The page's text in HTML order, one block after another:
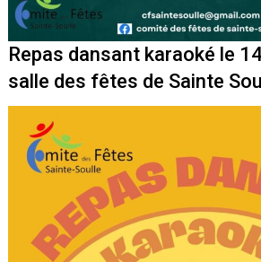
Repas dansant karaoké le
salle des fêtes de Sainte